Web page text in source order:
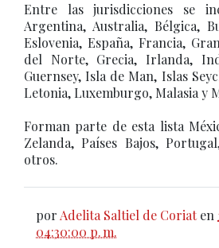
Entre las jurisdicciones se
Argentina, Australia, Bélgica,
Eslovenia, España, Francia,
del Norte, Grecia, Irlanda,
Guernsey, Isla de Man, Islas
Letonia, Luxemburgo, Malasia y
Forman parte de esta lista
Zelanda, Países Bajos,
otros.
por Adelita Saltiel de Coriat en
04:30:00 p. m.